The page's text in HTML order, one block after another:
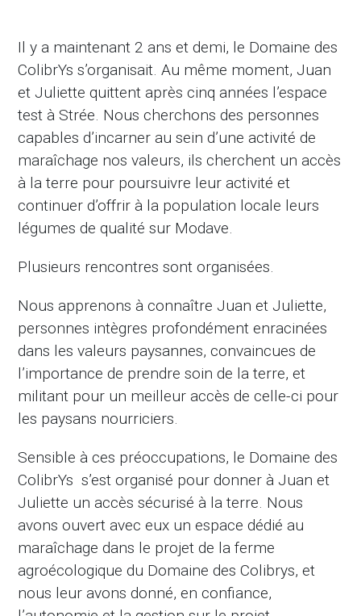
Il y a maintenant 2 ans et demi, le Domaine des
ColibrYs s’organisait. Au même moment, Juan
et Juliette quittent après cinq années l’espace
test à Strée. Nous cherchons des personnes
capables d’incarner au sein d’une activité de
maraîchage nos valeurs, ils cherchent un accès
à la terre pour poursuivre leur activité et
continuer d’offrir à la population locale leurs
légumes de qualité sur Modave.
Plusieurs rencontres sont organisées.
Nous apprenons à connaître Juan et Juliette,
personnes intègres profondément enracinées
dans les valeurs paysannes, convaincues de
l’importance de prendre soin de la terre, et
militant pour un meilleur accès de celle-ci pour
les paysans nourriciers.
Sensible à ces préoccupations, le Domaine des
ColibrYs s’est organisé pour donner à Juan et
Juliette un accès sécurisé à la terre. Nous
avons ouvert avec eux un espace dédié au
maraîchage dans le projet de la ferme
agroécologique du Domaine des Colibrys, et
nous leur avons donné, en confiance,